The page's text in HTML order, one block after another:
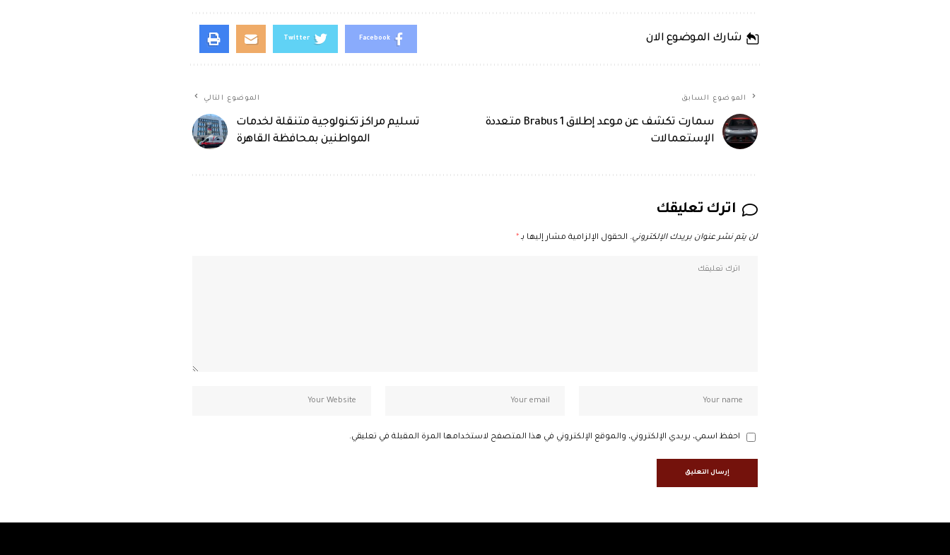
شارك الموضوع الان Facebook
Twitter
الموضوع السابق
سمارت تكشف عن موعد إطلاق Brabus 1 متعددة
الإستعمالات
الموضوع التالي
تسليم مراكز تكنولوجية متنقلة لخدمات
المواطنين بمحافظة القاهرة
اترك تعليقك
لن يتم نشر عنوان بريدك الإلكتروني. الحقول الإلزامية مشار إليها بـ*
احفظ اسمي، بريدي الإلكتروني، والموقع الإلكتروني في هذا المتصفح لاستخدامها المرة المقبلة في تعليقي.